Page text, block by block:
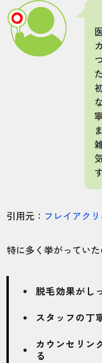
引用元： フレイアク
特に多く挙がっていた
脱毛効果がし
スタッフの丁
カウンセリン
る